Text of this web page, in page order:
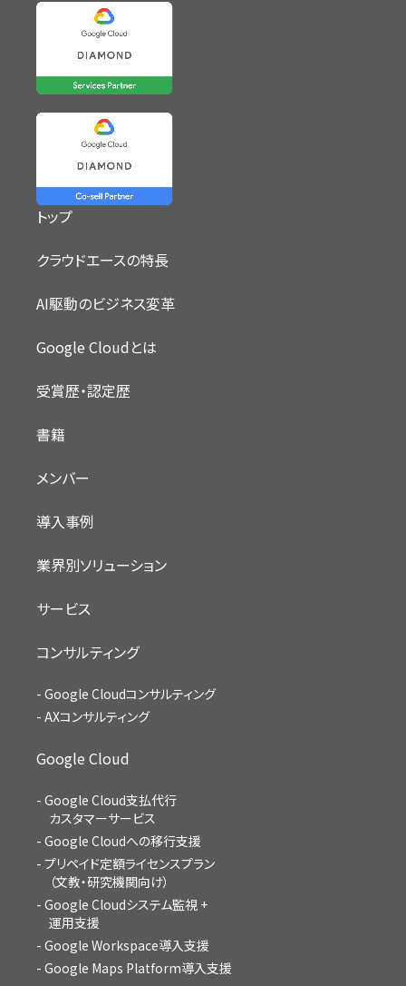
トップ
クラウドエースの特長
AI駆動のビジネス変革
Google Cloudとは
受賞歴・認定歴
書籍
メンバー
導入事例
業界別ソリューション
サービス
コンサルティング
Google Cloudコンサルティング
AXコンサルティング
Google Cloud
Google Cloud支払代行
カスタマーサービス
Google Cloudへの移行支援
プリペイド定額ライセンスプラン
（文教・研究機関向け）
Google Cloudシステム監視 +
運用支援
Google Workspace導入支援
Google Maps Platform導入支援